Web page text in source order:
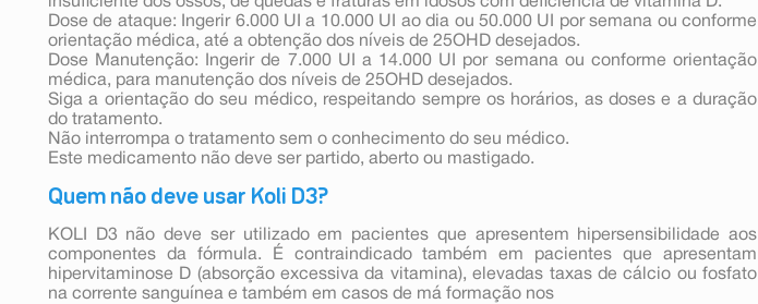
Dose de ataque: Ingerir 6.000 UI a 10.000 UI ao dia ou 50.000 UI por semana ou conforme
orientação médica, até a obtenção dos níveis de 25OHD desejados.
Dose Manutenção: Ingerir de 7.000 UI a 14.000 UI por semana ou conforme orientação
médica, para manutenção dos níveis de 25OHD desejados.
Siga a orientação do seu médico, respeitando sempre os horários, as doses e a duração
do tratamento.
Não interrompa o tratamento sem o conhecimento do seu médico.
Este medicamento não deve ser partido, aberto ou mastigado.
Quem não deve usar Koli D3?
KOLI D3 não deve ser utilizado em pacientes que apresentem hipersensibilidade aos
componentes da fórmula. É contraindicado também em pacientes que apresentam
hipervitaminose D (absorção excessiva da vitamina), elevadas taxas de cálcio ou fosfato
na corrente sanguínea e também em casos de má formação nos